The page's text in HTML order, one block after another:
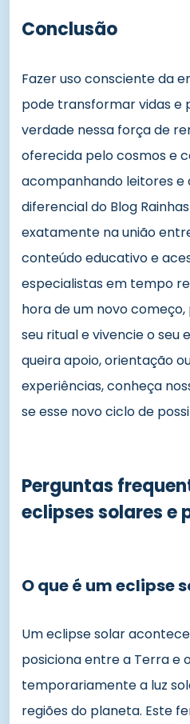
Conclusão
Fazer uso consciente da
pode transformar vidas e
verdade nessa força de
oferecida pelo cosmos e
acompanhando leitores e
diferencial do Blog
exatamente na união
conteúdo educativo e
especialistas em tempo
hora de um novo
seu ritual e vivencie o seu
queira apoio, orientação
experiências, conheça
se esse novo ciclo de
Perguntas
eclipses solares e
O que é um eclipse
Um eclipse solar
posiciona entre a Terra e
temporariamente a luz
regiões do planeta. Este